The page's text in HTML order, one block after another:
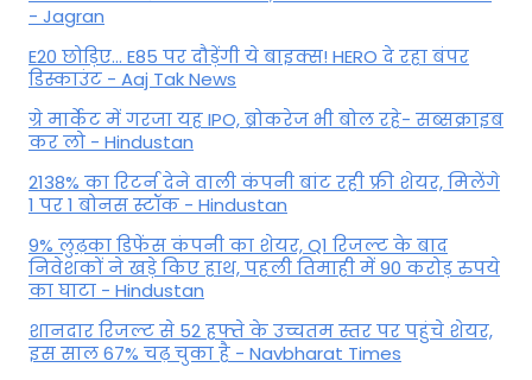
- Jagran
E20 छोड़िए... E85 पर दौड़ेंगी ये बाइक्स! HERO दे रहा बंपर
डिस्काउंट - Aaj Tak News
ग्रे मार्केट में गरजा यह IPO, ब्रोकरेज भी बोल रहे- सब्सक्राइब
कर लो - Hindustan
2138% का रिटर्न देने वाली कंपनी बांट रही फ्री शेयर, मिलेंगे
1 पर 1 बोनस स्टॉक - Hindustan
9% लुढ़का डिफेंस कंपनी का शेयर, Q1 रिजल्ट के बाद
निवेशकों ने खड़े किए हाथ, पहली तिमाही में 90 करोड़ रुपये
का घाटा - Hindustan
शानदार रिजल्ट से 52 हफ्ते के उच्चतम स्तर पर पहुंचे शेयर,
इस साल 67% चढ़ चुका है - Navbharat Times